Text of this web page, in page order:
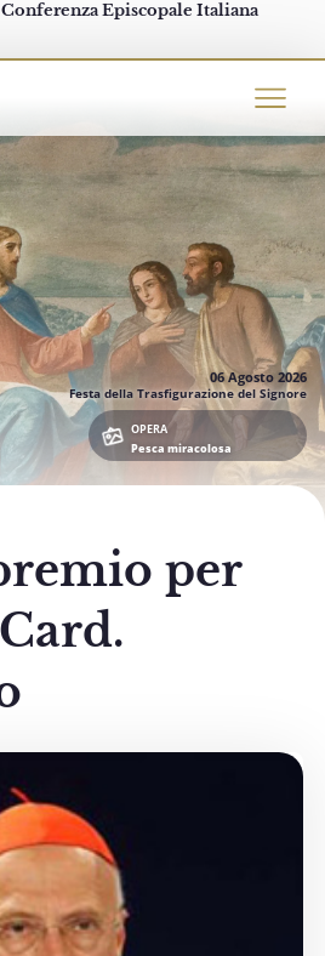
Episcopale Italiana
06 Agosto 2026
Festa della Trasfigurazione del Signore
OPERA
Pesca miracolosa
per